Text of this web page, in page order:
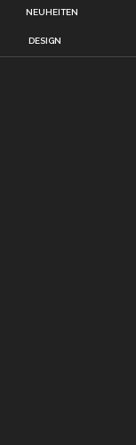
NEUHEITEN
DESIGN